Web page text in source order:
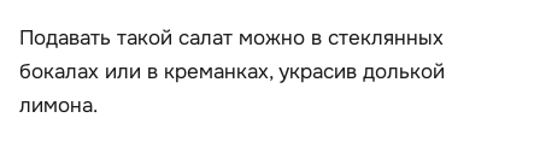
Подавать такой салат можно в стеклянных
бокалах или в креманках, украсив долькой
лимона.